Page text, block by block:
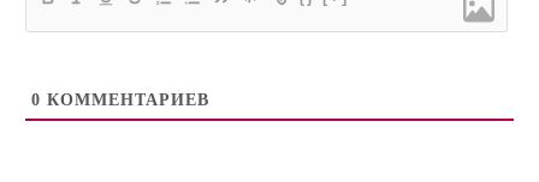
0 КОММЕНТАРИЕВ